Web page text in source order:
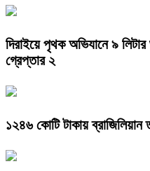
দিরাইয়ে পৃথক অভিযানে ৯
গ্রেপ্তার ২
১২৪৬ কোটি টাকায় ব্রাজিলিয়ান